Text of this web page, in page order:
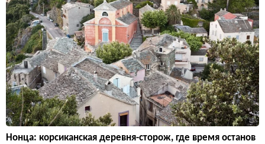
Нонца: корсиканская деревня-сторож, где время останов